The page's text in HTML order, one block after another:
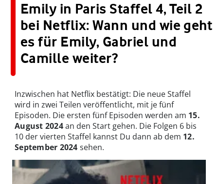
Emily in Paris Staffel 4, Teil 2
bei Netflix: Wann und wie geht
es für Emily, Gabriel und
Camille weiter?
Inzwischen hat Netflix bestätigt: Die neue Staffel
wird in zwei Teilen veröffentlicht, mit je fünf
Episoden. Die ersten fünf Episoden werden am 15.
August 2024an den Start gehen. Die Folgen 6 bis
10 der vierten Staffel kannst Du dann ab dem 12.
September 2024 sehen.